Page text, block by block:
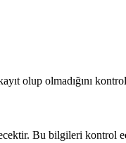
olup olmadığını
Bu bilgileri kontrol